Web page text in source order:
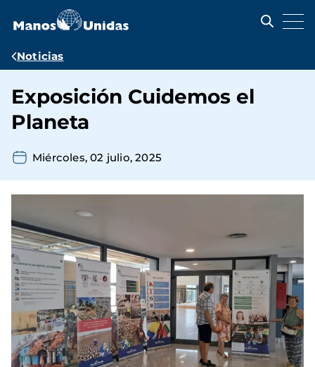
contenido
Ruta
navegación
Noticias
Exposición Cuidemos el
Planeta
Miércoles, 02 julio, 2025